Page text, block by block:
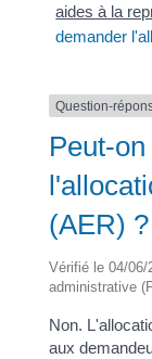
aides à la
demander
Question-
Peut-
(AER) ?
Vérifié le 04/06/
administrative
Non.
aux